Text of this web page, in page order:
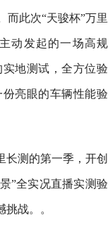
而此次“天骏杯”万里
动发起的一场高规
地测试，全方位验
亮眼的车辆性能验
长测的第一季，开创
”全实况直播实测验
战。。